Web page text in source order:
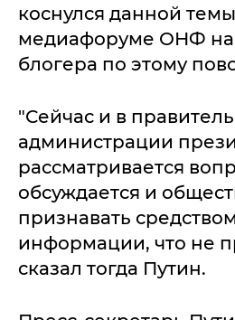
коснулся данной
медиафоруме ОНФ на
блогера по этому
"Сейчас и в
администрации
рассматривается
обсуждается и
признавать
информации, что не
сказал тогда Путин.